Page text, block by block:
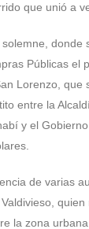
que unió a
donde
Públicas el
Lorenzo, que
entre la
y el
de varias
la zona